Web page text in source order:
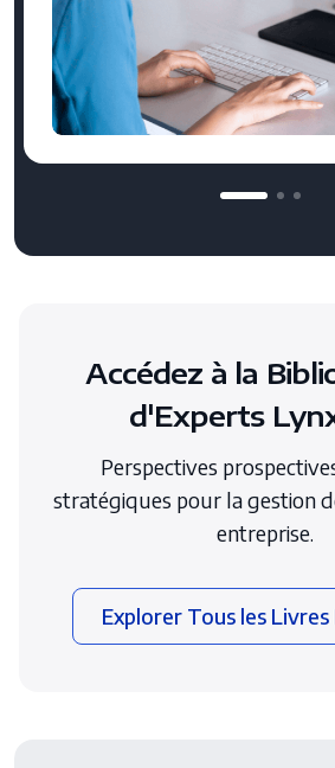
Accédez à la
d'Experts
Perspectives
stratégiques pour la gestion
entreprise.
Explorer Tous les Livres